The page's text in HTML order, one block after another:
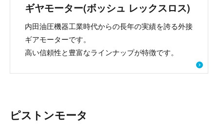
ギヤモーター(ボッシュ レックスロス)
内田油圧機器工業時代からの長年の実績を誇る外接
ギアモーターです。
高い信頼性と豊富なラインナップが特徴です。
ピストンモータ